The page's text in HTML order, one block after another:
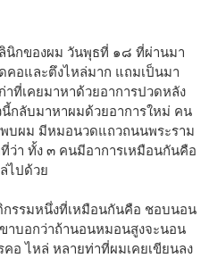
นิกของผม วันพุธที่ ๑๘ ที่ผ่านมา
อและตึงไหล่มาก แถมเป็นมา
ที่เคยมาหาด้วยอาการปวดหลัง
กลับมาหาผมด้วยอาการใหม่ คน
บผม มีหมอนวดแถวถนนพระราม
ว่า ทั้ง ๓ คนมีอาการเหมือนกันคือ
ไปด้วย
กรรมหนึ่งที่เหมือนกันคือ ชอบนอน
าบอกว่าถ้านอนหมอนสูงจะนอน
อ ไหล่ หลายท่าที่ผมเคยเขียนลง